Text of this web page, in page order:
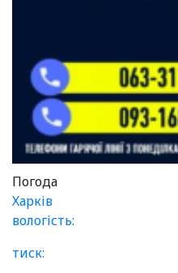
Погода
Харків
вологість:
тиск: